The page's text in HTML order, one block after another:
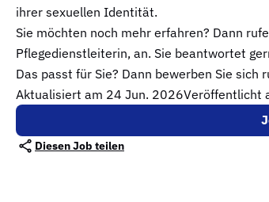
ihrer sexuellen Identität.
Sie möchten noch mehr erfahren? Dann
Pflegedienstleiterin, an. Sie beantwortet
Das passt für Sie? Dann bewerben Sie
Aktualisiert am 24 Jun. 2026Veröffentlicht
Diesen Job teilen